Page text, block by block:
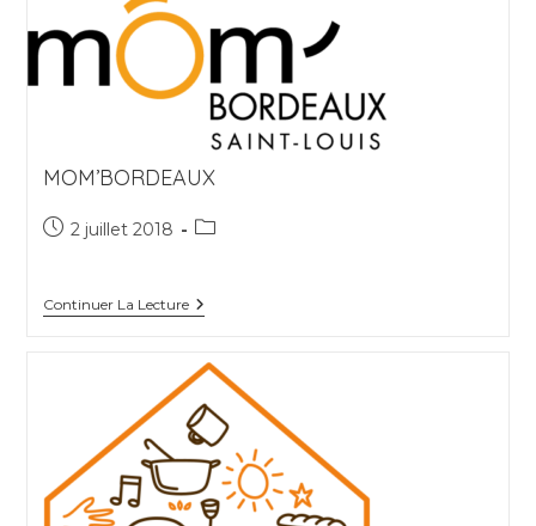
MOM’BORDEAUX
Publication
2 juillet 2018
Post
Continuer La LectureMom’Bordeaux